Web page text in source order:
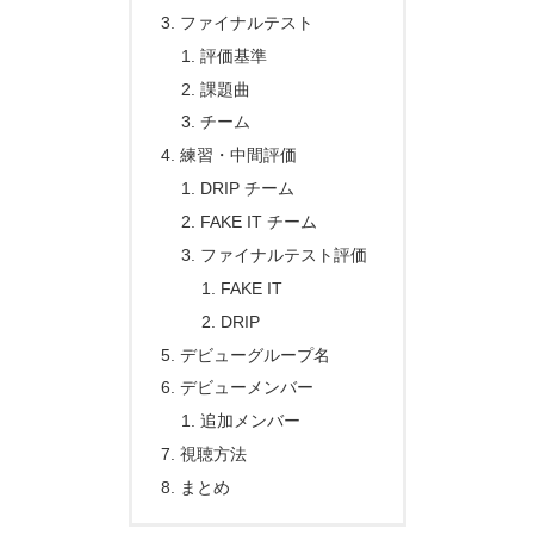
ファイナルテスト
評価基準
課題曲
チーム
練習・中間評価
DRIP チーム
FAKE IT チーム
ファイナルテスト評価
FAKE IT
DRIP
デビューグループ名
デビューメンバー
追加メンバー
視聴方法
まとめ